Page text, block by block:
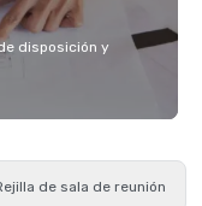
disposición y
de sala de reunión